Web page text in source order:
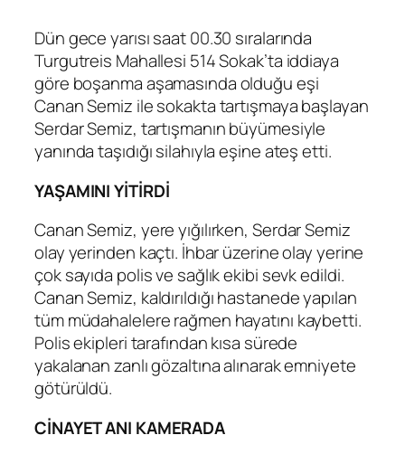
Dün gece yarısı saat 00.30 sıralarında
Turgutreis Mahallesi 514 Sokak’ta iddiaya
göre boşanma aşamasında olduğu eşi
Canan Semiz ile sokakta tartışmaya başlayan
Serdar Semiz, tartışmanın büyümesiyle
yanında taşıdığı silahıyla eşine ateş etti.
YAŞAMINI YİTİRDİ
Canan Semiz, yere yığılırken, Serdar Semiz
olay yerinden kaçtı. İhbar üzerine olay yerine
çok sayıda polis ve sağlık ekibi sevk edildi.
Canan Semiz, kaldırıldığı hastanede yapılan
tüm müdahalelere rağmen hayatını kaybetti.
Polis ekipleri tarafından kısa sürede
yakalanan zanlı gözaltına alınarak emniyete
götürüldü.
CİNAYET ANI KAMERADA